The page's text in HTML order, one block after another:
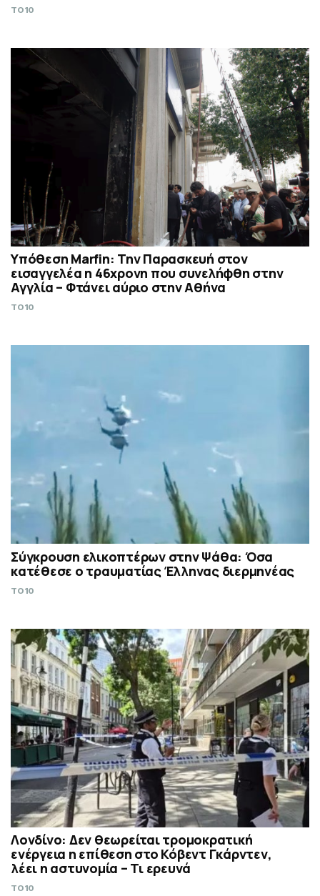
TO10
Υπόθεση Marfin: Την Παρασκευή στον
εισαγγελέα η 46χρονη που συνελήφθη στην
Αγγλία – Φτάνει αύριο στην Αθήνα
TO10
Σύγκρουση ελικοπτέρων στην Ψάθα: Όσα
κατέθεσε ο τραυματίας Έλληνας διερμηνέας
TO10
Λονδίνο: Δεν θεωρείται τρομοκρατική
ενέργεια η επίθεση στο Κόβεντ Γκάρντεν,
λέει η αστυνομία – Τι ερευνά
TO10